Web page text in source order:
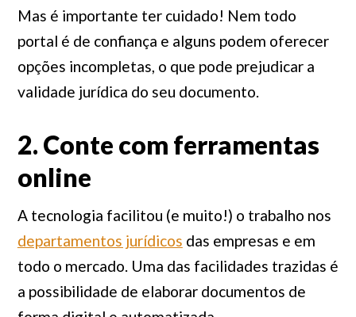
Mas é importante ter cuidado! Nem todo
portal é de confiança e alguns podem oferecer
opções incompletas, o que pode prejudicar a
validade jurídica do seu documento.
2. Conte com ferramentas
online
A tecnologia facilitou (e muito!) o trabalho nos
departamentos jurídicos das empresas e em
todo o mercado. Uma das facilidades trazidas é
a possibilidade de elaborar documentos de